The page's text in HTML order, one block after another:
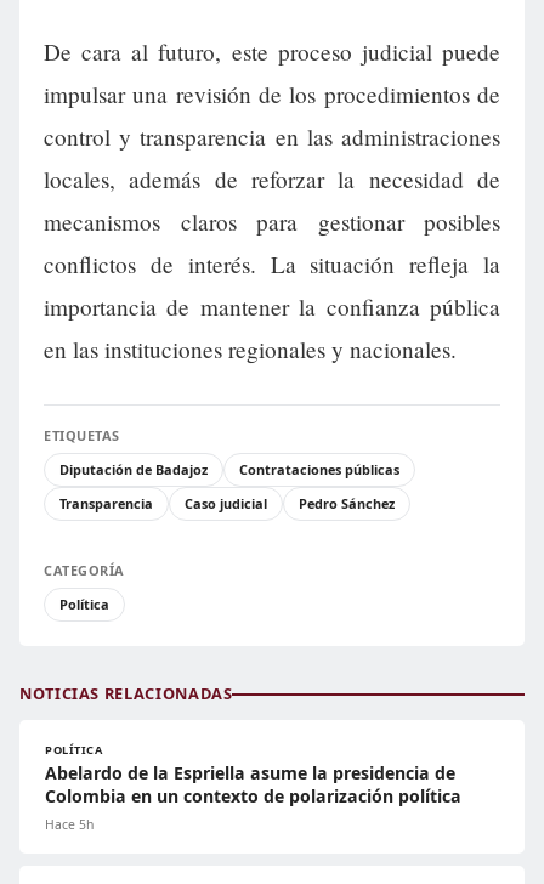
De cara al futuro, este proceso judicial puede
impulsar una revisión de los procedimientos de
control y transparencia en las administraciones
locales, además de reforzar la necesidad de
mecanismos claros para gestionar posibles
conflictos de interés. La situación refleja la
importancia de mantener la confianza pública
en las instituciones regionales y nacionales.
ETIQUETAS
Diputación de Badajoz
Contrataciones públicas
Transparencia
Caso judicial Pedro Sánchez
CATEGORÍA
Política
NOTICIAS RELACIONADAS
POLÍTICA
Abelardo de la Espriella asume la presidencia de
Colombia en un contexto de polarización política
Hace 5h